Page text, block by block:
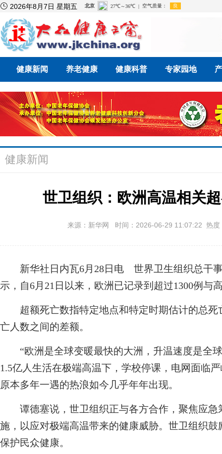
 2026年8月7日 星期五
健康新闻 养老健康 健康科普 专家园地
健康新闻
世卫组织：欧洲高温相关
来源：新华网 时间：2026-06-29 11:07:22 热
新华社日内瓦6月28日电 世界卫生组织总干事
示，自6月21日以来，欧洲已记录到超过1300例与
超额死亡数指特定地点和特定时期估计的总死
亡人数之间的差额。
“欧洲是全球变暖最快的大洲，升温速度是全球
1.5亿人生活在极端高温下，学校停课，电网面临
原本多年一遇的热浪如今几乎年年出现。
谭德塞说，世卫组织正与各方合作，聚焦应急
施，以应对极端高温带来的健康威胁。世卫组织
保护民众健康。